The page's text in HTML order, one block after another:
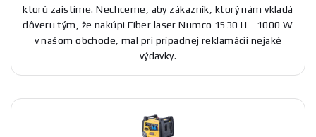
ktorú zaistíme. Nechceme, aby zákazník, ktorý nám vkladá
dôveru tým, že nakúpi Fiber laser Numco 1530 H - 1000 W
v našom obchode, mal pri prípadnej reklamácii nejaké
výdavky.